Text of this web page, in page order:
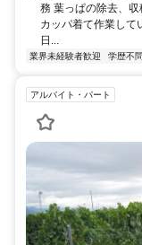
務 葉っぱの除去、
カッパ着て作業して
日...
業界未経験者歓迎 学歴不問
アルバイト・パート